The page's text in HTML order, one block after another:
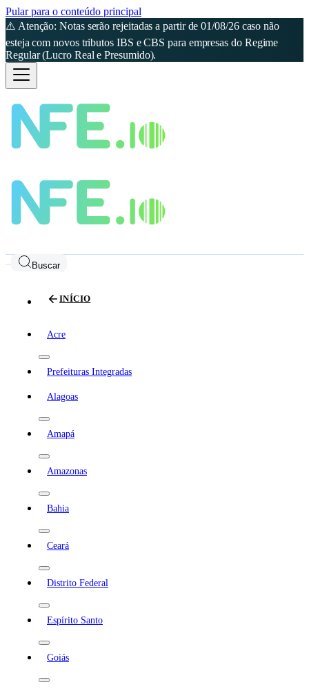
Pular para o conteúdo principal
⚠️ Atenção: Notas serão rejeitadas a partir de 01/08/26 caso não
esteja com novos tributos IBS e CBS para empresas do Regime
Regular (Lucro Real e Presumido).
Buscar
INÍCIO
Acre
Prefeituras Integradas
Alagoas
Amapá
Amazonas
Bahia
Ceará
Distrito Federal
Espírito Santo
Goiás